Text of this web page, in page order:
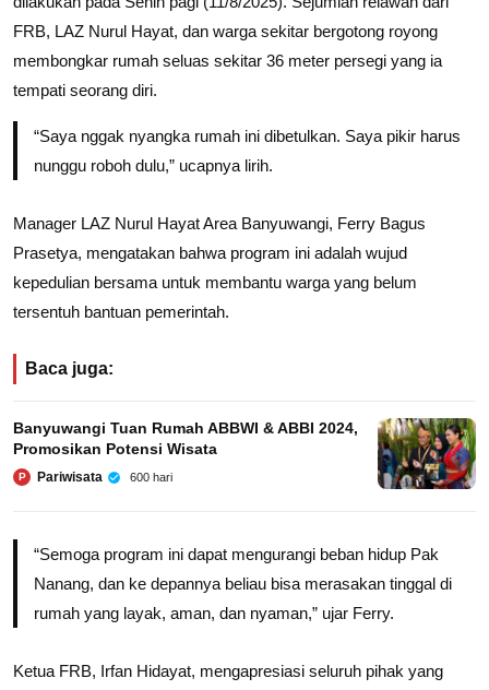
FRB, LAZ Nurul Hayat, dan warga sekitar bergotong royong
membongkar rumah seluas sekitar 36 meter persegi yang ia
tempati seorang diri.
“Saya nggak nyangka rumah ini dibetulkan. Saya pikir harus
nunggu roboh dulu,” ucapnya lirih.
Manager LAZ Nurul Hayat Area Banyuwangi, Ferry Bagus
Prasetya, mengatakan bahwa program ini adalah wujud
kepedulian bersama untuk membantu warga yang belum
tersentuh bantuan pemerintah.
Baca juga:
Banyuwangi Tuan Rumah ABBWI & ABBI 2024,
Promosikan Potensi Wisata
P Pariwisata 600 hari
“Semoga program ini dapat mengurangi beban hidup Pak
Nanang, dan ke depannya beliau bisa merasakan tinggal di
rumah yang layak, aman, dan nyaman,” ujar Ferry.
Ketua FRB, Irfan Hidayat, mengapresiasi seluruh pihak yang